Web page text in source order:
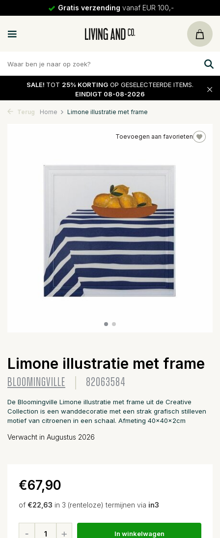
Gratis verzending vanaf EUR 100,-
SALE! TOT 25% KORTING OP GESELECTEERDE ITEMS.
EINDIGT 08-08-2026
Terug Home Limone illustratie met frame
Toevoegen aan favorieten
Limone illustratie met frame
BLOOMINGVILLE 82063584
De Bloomingville Limone illustratie met frame uit de Creative
Collection is een wanddecoratie met een strak grafisch stilleven
motief van citroenen in een schaal. Afmeting 40x40x2cm
Verwacht in Augustus 2026
€67,90
of €22,63 in 3 (renteloze) termijnen via in3
In winkelwagen